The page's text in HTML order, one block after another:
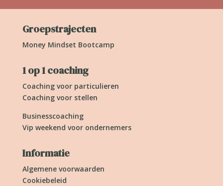
Groepstrajecten
Money Mindset Bootcamp
1 op 1 coaching
Coaching voor particulieren
Coaching voor stellen
Businesscoaching
Vip weekend voor ondernemers
Informatie
Algemene voorwaarden
Cookiebeleid